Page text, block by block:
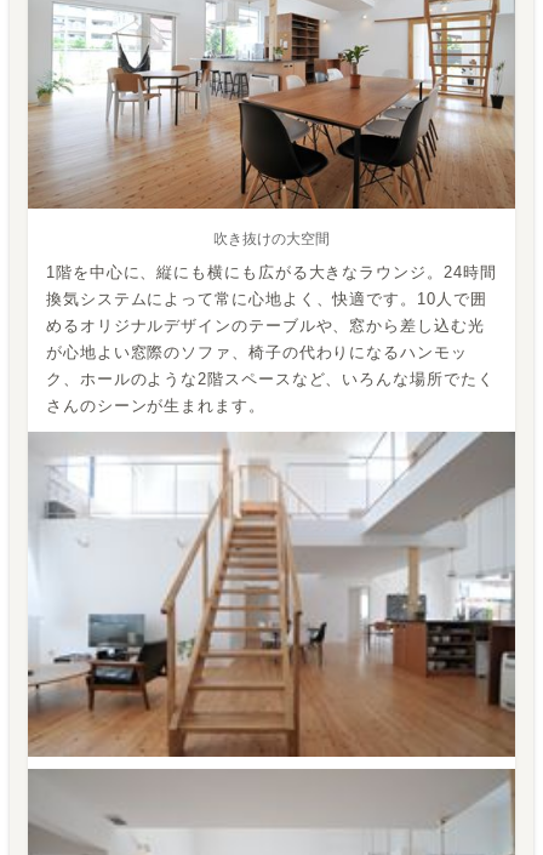
吹き抜けの大空間
1階を中心に、縦にも横にも広がる大きなラウンジ。24時間
換気システムによって常に心地よく、快適です。10人で囲
めるオリジナルデザインのテーブルや、窓から差し込む光
が心地よい窓際のソファ、椅子の代わりになるハンモッ
ク、ホールのような2階スペースなど、いろんな場所でたく
さんのシーンが生まれます。